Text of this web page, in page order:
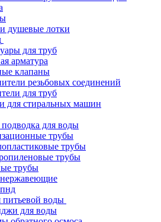
душевые лотки
для труб
арматура
клапаны
резьбовых соединений
для труб
для стиральных машин
подводка для воды
трубы
трубы
трубы
трубы
воды
для воды